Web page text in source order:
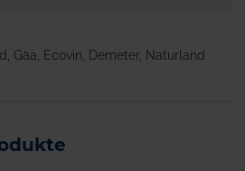
Gäa, Ecovin, Demeter, Naturland